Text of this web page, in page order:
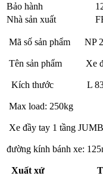
Bảo hành
Nhà sản xuất
Mã số sản phẩm NP
Tên sản phẩm Xe
Kích thước L 830
Max load: 250kg
Xe đầy tay 1 tầng
đường kính bánh xe:
Xuất xứ